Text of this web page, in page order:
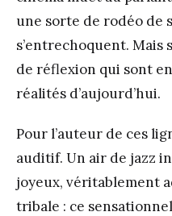
une sorte de rodéo de
s’entrechoquent. Mais
de réflexion qui sont
réalités d’aujourd’hui.
Pour l’auteur de ces
auditif. Un air de jazz
joyeux, véritablement
tribale : ce sensationnel